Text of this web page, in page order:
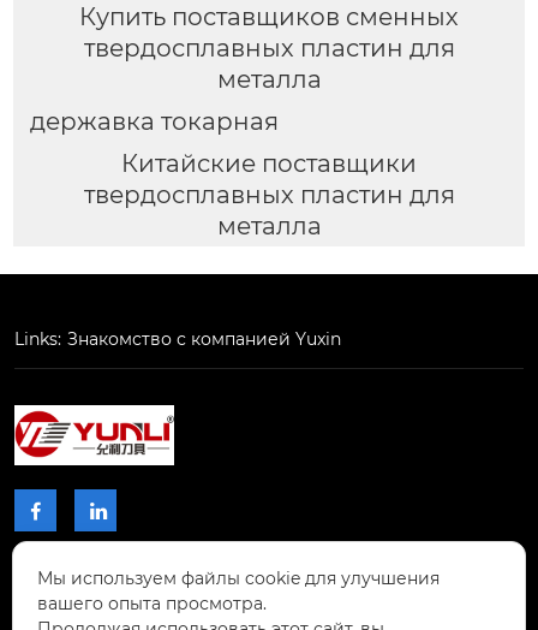
Купить поставщиков сменных
твердосплавных пластин для
металла
державка токарная
Китайские поставщики
твердосплавных пластин для
металла
Links: Знакомство с компанией Yuxin
 
КОНТАКТЫ
Мы используем файлы cookie для улучшения
вашего опыта просмотра.